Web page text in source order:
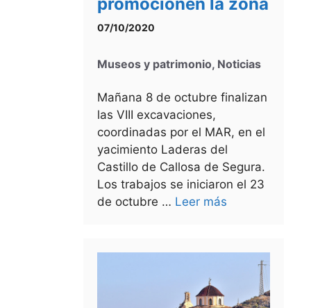
07/10/2020
Museos y patrimonio, Noticias
Mañana 8 de octubre finalizan
las VIII excavaciones,
coordinadas por el MAR, en el
yacimiento Laderas del
Castillo de Callosa de Segura.
Los trabajos se iniciaron el 23
de octubre … Leer más